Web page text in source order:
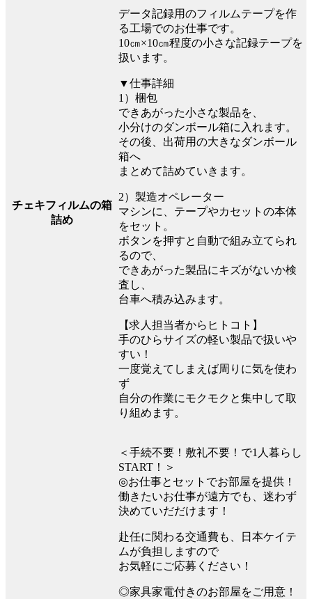
チェキフィルムの箱
詰め
データ記録用のフィルムテープを作
る工場でのお仕事です。
10㎝×10㎝程度の小さな記録テープを
扱います。
▼仕事詳細
1）梱包
できあがった小さな製品を、
小分けのダンボール箱に入れます。
その後、出荷用の大きなダンボール
箱へ
まとめて詰めていきます。
2）製造オペレーター
マシンに、テープやカセットの本体
をセット。
ボタンを押すと自動で組み立てられ
るので、
できあがった製品にキズがないか検
査し、
台車へ積み込みます。
【求人担当者からヒトコト】
手のひらサイズの軽い製品で扱いや
すい！
一度覚えてしまえば周りに気を使わ
ず
自分の作業にモクモクと集中して取
り組めます。
＜手続不要！敷礼不要！で1人暮らし
START！＞
◎お仕事とセットでお部屋を提供！
働きたいお仕事が遠方でも、迷わず
決めていだだけます！
赴任に関わる交通費も、日本ケイテ
ムが負担しますので
お気軽にご応募ください！
◎家具家電付きのお部屋をご用意！